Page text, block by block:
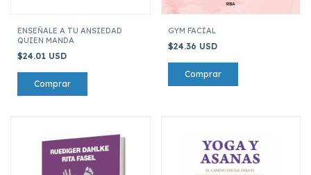
ENSEÑALE A TU ANSIEDAD
QUIEN MANDA
$24.01 USD
GYM FACIAL
$24.36 USD